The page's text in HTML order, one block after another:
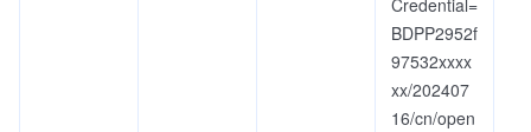
BDPP2952f
97532xxxx
xx/202407
16/cn/open